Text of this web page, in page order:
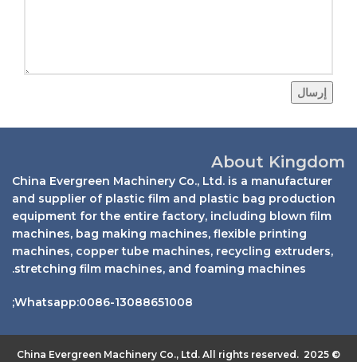
إرسال
About Kingdom
China Evergreen Machinery Co., Ltd. is a manufacturer
and supplier of plastic film and plastic bag production
equipment for the entire factory, including blown film
machines, bag making machines, flexible printing
machines, copper tube machines, recycling extruders,
stretching film machines, and foaming machines.
Whatsapp:0086-13088651008;
© 2025 China Evergreen Machinery Co., Ltd. All rights reserved.